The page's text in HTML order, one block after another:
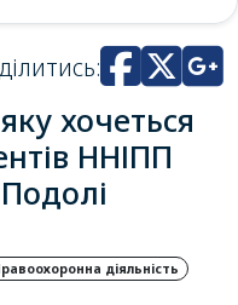
хочеться
ННІПП
діяльність